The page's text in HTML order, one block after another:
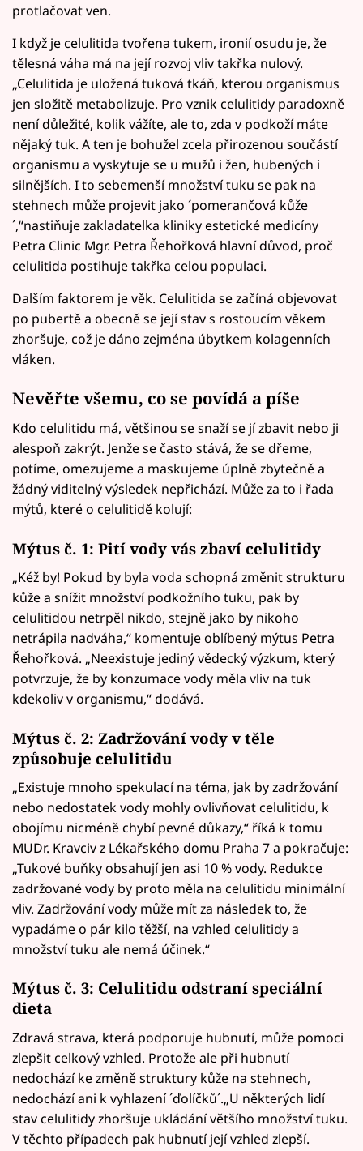
protlačovat ven.
I když je celulitida tvořena tukem, ironií osudu je, že
tělesná váha má na její rozvoj vliv takřka nulový.
„Celulitida je uložená tuková tkáň, kterou organismus
jen složitě metabolizuje. Pro vznik celulitidy paradoxně
není důležité, kolik vážíte, ale to, zda v podkoží máte
nějaký tuk. A ten je bohužel zcela přirozenou součástí
organismu a vyskytuje se u mužů i žen, hubených i
silnějších. I to sebemenší množství tuku se pak na
stehnech může projevit jako ´pomerančová kůže
´,“nastiňuje zakladatelka kliniky estetické medicíny
Petra Clinic Mgr. Petra Řehořková hlavní důvod, proč
celulitida postihuje takřka celou populaci.
Dalším faktorem je věk. Celulitida se začíná objevovat
po pubertě a obecně se její stav s rostoucím věkem
zhoršuje, což je dáno zejména úbytkem kolagenních
vláken.
Nevěřte všemu, co se povídá a píše
Kdo celulitidu má, většinou se snaží se jí zbavit nebo ji
alespoň zakrýt. Jenže se často stává, že se dřeme,
potíme, omezujeme a maskujeme úplně zbytečně a
žádný viditelný výsledek nepřichází. Může za to i řada
mýtů, které o celulitidě kolují:
Mýtus č. 1: Pití vody vás zbaví celulitidy
„Kéž by! Pokud by byla voda schopná změnit strukturu
kůže a snížit množství podkožního tuku, pak by
celulitidou netrpěl nikdo, stejně jako by nikoho
netrápila nadváha,“ komentuje oblíbený mýtus Petra
Řehořková. „Neexistuje jediný vědecký výzkum, který
potvrzuje, že by konzumace vody měla vliv na tuk
kdekoliv v organismu,“ dodává.
Mýtus č. 2: Zadržování vody v těle
způsobuje celulitidu
„Existuje mnoho spekulací na téma, jak by zadržování
nebo nedostatek vody mohly ovlivňovat celulitidu, k
obojímu nicméně chybí pevné důkazy,“ říká k tomu
MUDr. Kravciv z Lékařského domu Praha 7 a pokračuje:
„Tukové buňky obsahují jen asi 10 % vody. Redukce
zadržované vody by proto měla na celulitidu minimální
vliv. Zadržování vody může mít za následek to, že
vypadáme o pár kilo těžší, na vzhled celulitidy a
množství tuku ale nemá účinek.“
Mýtus č. 3: Celulitidu odstraní speciální
dieta
Zdravá strava, která podporuje hubnutí, může pomoci
zlepšit celkový vzhled. Protože ale při hubnutí
nedochází ke změně struktury kůže na stehnech,
nedochází ani k vyhlazení ´ďolíčků´.„U některých lidí
stav celulitidy zhoršuje ukládání většího množství tuku.
V těchto případech pak hubnutí její vzhled zlepší.